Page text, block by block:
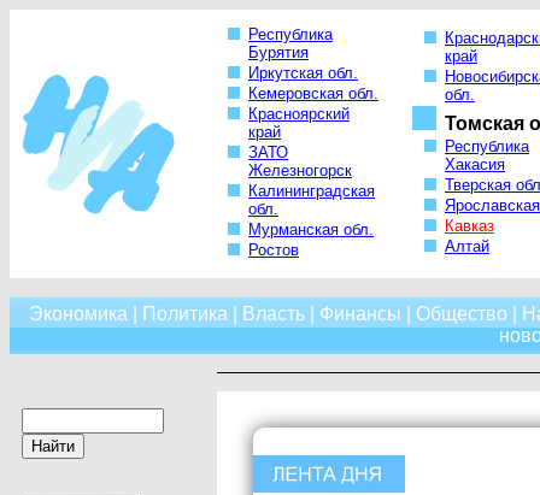
Республика
Бурятия
Иркутская обл.
Кемеровская обл.
Красноярский
край
ЗАТО
Железногорск
Калининградская
обл.
Мурманская обл.
Ростов
край
обл.
Томская
Республика
Хакасия
Тверская
Кавказ
Алтай
Экономика Политика Власть| Финансы Общество